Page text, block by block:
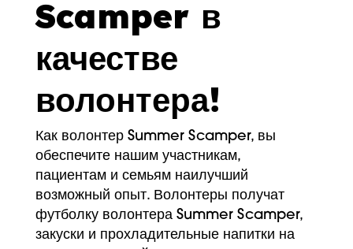
Scamper в
качестве
волонтера!
Как волонтер Summer Scamper, вы
обеспечите нашим участникам,
пациентам и семьям наилучший
возможный опыт. Волонтеры получат
футболку волонтера Summer Scamper,
закуски и прохладительные напитки на